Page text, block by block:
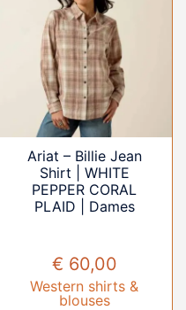
Ariat – Billie Jean
Shirt | WHITE
PEPPER CORAL
PLAID | Dames
€ 60,00
Western shirts &
blouses